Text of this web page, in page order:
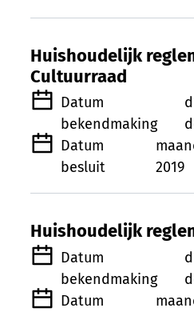
Huishoudelijk
Cultuurraad
Datum
bekendmaking
Datum
besluit
2019
Huishoudelijk
Datum
bekendmaking
Datum